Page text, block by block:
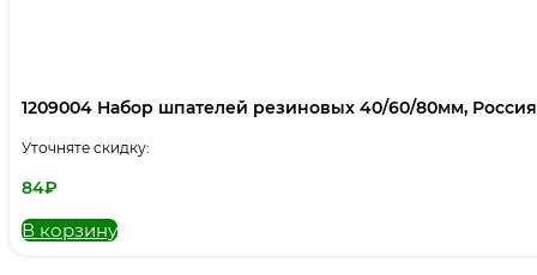
1209004 Набор шпателей резиновых 40/60/80мм,
Уточняте скидку:
84₽
В корзину